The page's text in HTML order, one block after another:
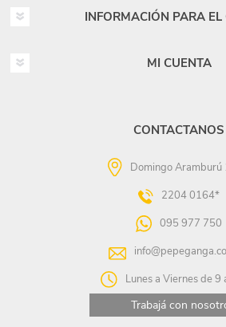
INFORMACIÓN PARA EL
MI CUENTA
CONTACTANOS
Domingo Aramburú
2204 0164*
095 977 750
Lunes a Viernes de 9
Trabajá con